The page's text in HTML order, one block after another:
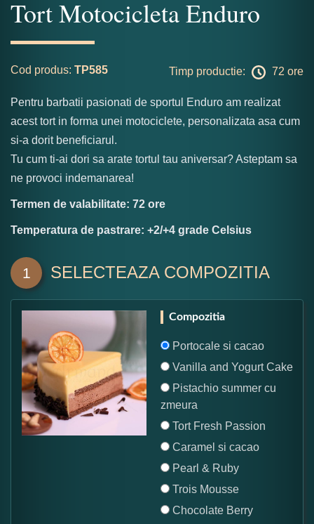
Tort Motocicleta Enduro
Cod produs: TP585 Timp productie: 72 ore
Pentru barbatii pasionati de sportul Enduro am realizat
acest tort in forma unei motociclete, personalizata asa cum
si-a dorit beneficiarul.
Tu cum ti-ai dori sa arate tortul tau aniversar? Asteptam sa
ne provoci indemanarea!
Termen de valabilitate: 72 ore
Temperatura de pastrare: +2/+4 grade Celsius
1 SELECTEAZA COMPOZITIA
Compozitia
Portocale si cacao
Vanilla and Yogurt Cake
Pistachio summer cu
zmeura
Tort Fresh Passion
Caramel si cacao
Pearl & Ruby
Trois Mousse
Chocolate Berry